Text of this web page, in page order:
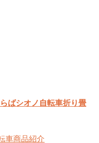
ばシオノ自転車折り畳
車商品紹介